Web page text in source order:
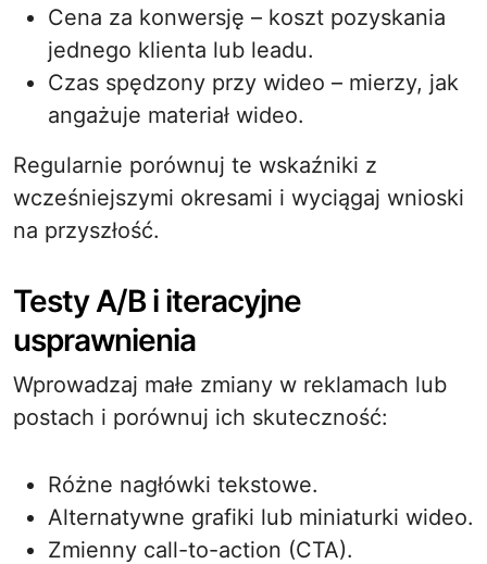
Cena za konwersję – koszt pozyskania
jednego klienta lub leadu.
Czas spędzony przy wideo – mierzy, jak
angażuje materiał wideo.
Regularnie porównuj te wskaźniki z
wcześniejszymi okresami i wyciągaj wnioski
na przyszłość.
Testy A/B i iteracyjne
usprawnienia
Wprowadzaj małe zmiany w reklamach lub
postach i porównuj ich skuteczność:
Różne nagłówki tekstowe.
Alternatywne grafiki lub miniaturki wideo.
Zmienny call-to-action (CTA).